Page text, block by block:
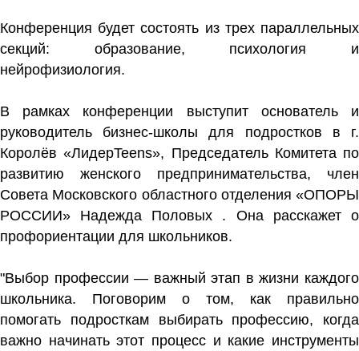
Конференция будет состоять из трех параллельных
секций: образование, психология и
нейрофизиология.
В рамках конференции выступит основатель и
руководитель бизнес-школы для подростков в г.
Королёв «ЛидерTeens», Председатель Комитета по
развитию женского предпринимательства, член
Совета Московского областного отделения «ОПОРЫ
РОССИИ» Надежда Половых . Она расскажет о
профориентации для школьников.
"Выбор профессии — важный этап в жизни каждого
школьника. Поговорим о том, как правильно
помогать подросткам выбирать профессию, когда
важно начинать этот процесс и какие инструменты